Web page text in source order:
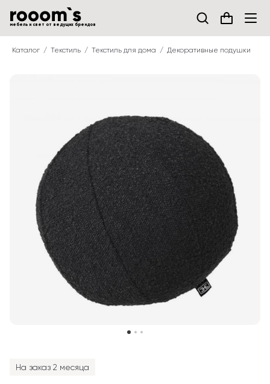
мебель и свет от ведущих брендов
Каталог Текстиль Текстиль для дома Декоративные подушки
На заказ 2 месяца